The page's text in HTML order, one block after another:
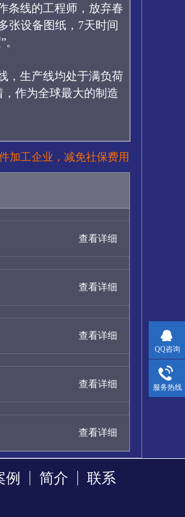
条线的工程师， 放弃春
张设备图纸，7天时间
”。
，生产线均处于满负荷
作为全球最大的制造
加工企业，减免社保费用
查看详细
查看详细
查看详细
查看详细
查看详细
例 简介 联系
QQ咨询
服务热线